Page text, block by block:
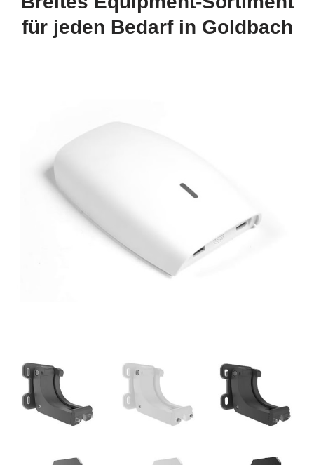
für jeden Bedarf in Goldbach